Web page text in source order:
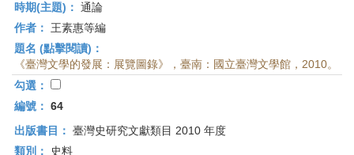
時期(主題)： 通論
作者：
王素惠等編
題名 (點擊閱讀)：
《臺灣文學的發展：展覽圖錄》，臺南：國立臺灣文學館，2010。
勾選：
編號： 64
出版書目： 臺灣史研究文獻類目 2010 年度
類別：
史料